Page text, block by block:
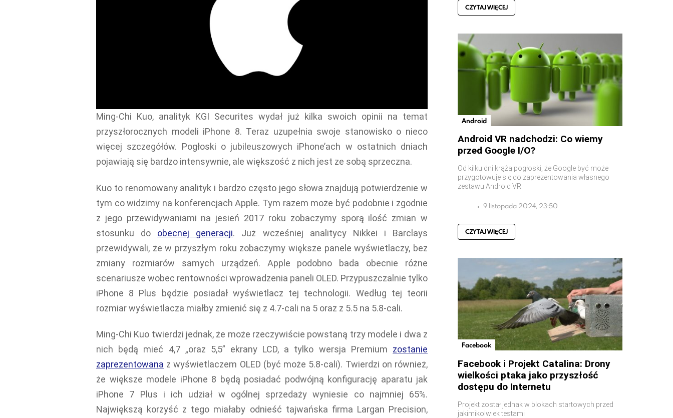
Ming-Chi Kuo, analityk KGI Securites wydał już kilka swoich opinii na temat
przyszłorocznych modeli iPhone 8. Teraz uzupełnia swoje stanowisko o nieco
więcej szczegółów. Pogłoski o jubileuszowych iPhone’ach w ostatnich dniach
pojawiają się bardzo intensywnie, ale większość z nich jest ze sobą sprzeczna.
Kuo to renomowany analityk i bardzo często jego słowa znajdują potwierdzenie w
tym co widzimy na konferencjach Apple. Tym razem może być podobnie i zgodnie
z jego przewidywaniami na jesień 2017 roku zobaczymy sporą ilość zmian w
stosunku do obecnej generacji. Już wcześniej analitycy Nikkei i Barclays
przewidywali, że w przyszłym roku zobaczymy większe panele wyświetlaczy, bez
zmiany rozmiarów samych urządzeń. Apple podobno bada obecnie różne
scenariusze wobec rentowności wprowadzenia paneli OLED. Przypuszczalnie tylko
iPhone 8 Plus będzie posiadał wyświetlacz tej technologii. Według tej teorii
rozmiar wyświetlacza miałby zmienić się z 4.7-cali na 5 oraz z 5.5 na 5.8-cali.
Ming-Chi Kuo twierdzi jednak, że może rzeczywiście powstaną trzy modele i dwa z
nich będą mieć 4,7 „oraz 5,5” ekrany LCD, a tylko wersja Premium zostanie
zaprezentowana z wyświetlaczem OLED (być może 5.8-cali). Twierdzi on również,
że większe modele iPhone 8 będą posiadać podwójną konfigurację aparatu jak
iPhone 7 Plus i ich udział w ogólnej sprzedaży wyniesie co najmniej 65%.
Największą korzyść z tego miałaby odnieść tajwańska firma Largan Precision,
CZYTAJ WIĘCEJ
Android
Android VR nadchodzi: Co wiemy
przed Google I/O?
Od kilku dni krążą pogłoski, że Google być może
przygotowuje się do zaprezentowania własnego
zestawu Android VR
9 listopada 2024, 23:50
CZYTAJ WIĘCEJ
Facebook
Facebook i Projekt Catalina: Drony
wielkości ptaka jako przyszłość
dostępu do Internetu
Projekt został jednak w blokach startowych przed
jakimikolwiek testami